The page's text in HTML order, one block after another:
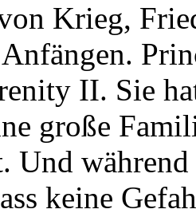
Krieg,
II. Sie
große
Und
keine